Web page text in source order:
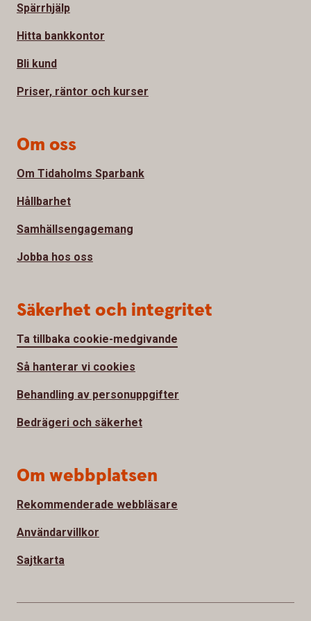
Spärrhjälp
Hitta bankkontor
Bli kund
Priser, räntor och kurser
Om oss
Om Tidaholms Sparbank
Hållbarhet
Samhällsengagemang
Jobba hos oss
Säkerhet och integritet
Ta tillbaka cookie-medgivande
Så hanterar vi cookies
Behandling av personuppgifter
Bedrägeri och säkerhet
Om webbplatsen
Rekommenderade webbläsare
Användarvillkor
Sajtkarta